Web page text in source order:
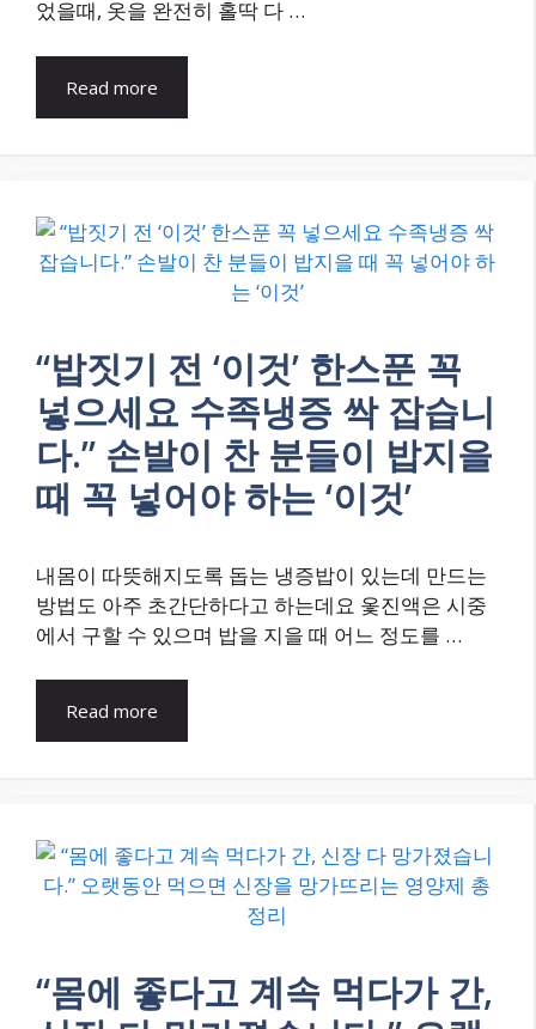
었을때, 옷을 완전히 홀딱 다 …
Read more
“밥짓기 전 ‘이것’ 한스푼 꼭
넣으세요 수족냉증 싹 잡습니
다.” 손발이 찬 분들이 밥지을
때 꼭 넣어야 하는 ‘이것’
내몸이 따뜻해지도록 돕는 냉증밥이 있는데 만드는
방법도 아주 초간단하다고 하는데요 옻진액은 시중
에서 구할 수 있으며 밥을 지을 때 어느 정도를 …
Read more
“몸에 좋다고 계속 먹다가 간,